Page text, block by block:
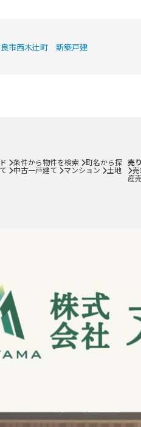
購入専門ページ
新築一戸建て
市西木辻町 新築戸建
条件から物件を検索 町名から探
中古一戸建て マンション 土地
売
産